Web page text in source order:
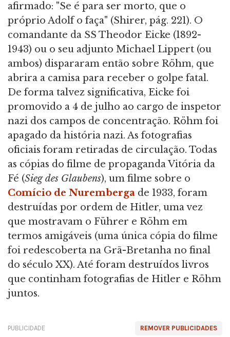
afirmado: "Se é para ser morto, que o
próprio Adolf o faça" (Shirer, pág. 221). O
comandante da SS Theodor Eicke (1892-
1943) ou o seu adjunto Michael Lippert (ou
ambos) dispararam então sobre Röhm, que
abrira a camisa para receber o golpe fatal.
De forma talvez significativa, Eicke foi
promovido a 4 de julho ao cargo de inspetor
nazi dos campos de concentração. Röhm foi
apagado da história nazi. As fotografias
oficiais foram retiradas de circulação. Todas
as cópias do filme de propaganda Vitória da
Fé (Sieg des Glaubens), um filme sobre o
Comício de Nuremberga de 1933, foram
destruídas por ordem de Hitler, uma vez
que mostravam o Führer e Röhm em
termos amigáveis (uma única cópia do filme
foi redescoberta na Grã-Bretanha no final
do século XX). Até foram destruídos livros
que continham fotografias de Hitler e Röhm
juntos.
REMOVER PUBLICIDADES
PUBLICIDADE